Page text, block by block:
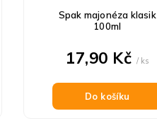
Spak majonéza klasik
100ml
17,90 Kč / ks
Do košíku